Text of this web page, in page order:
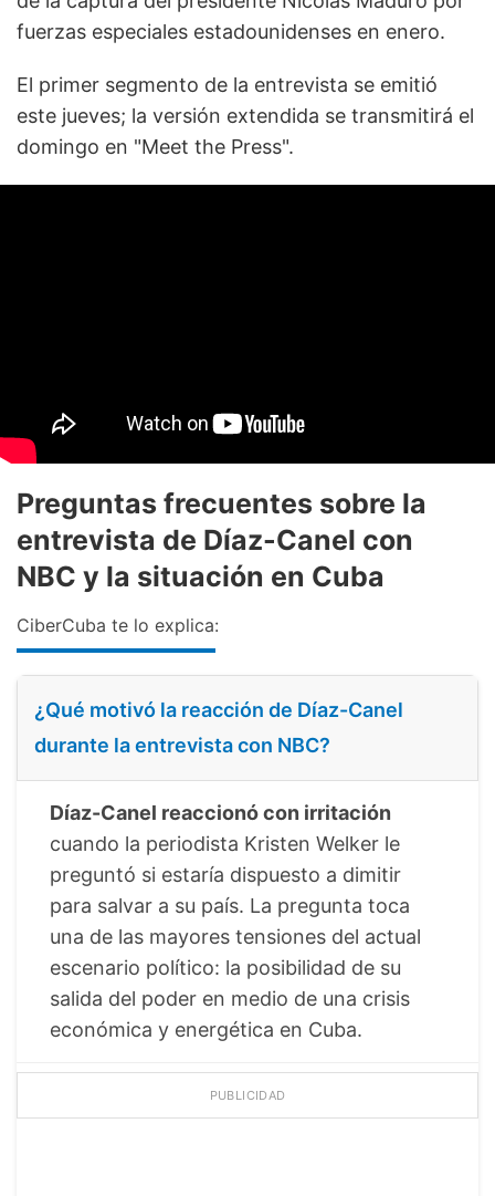
fuerzas especiales estadounidenses en enero.
El primer segmento de la entrevista se emitió
este jueves; la versión extendida se transmitirá el
domingo en "Meet the Press".
Preguntas frecuentes sobre la
entrevista de Díaz-Canel con
NBC y la situación en Cuba
CiberCuba te lo explica:
¿Qué motivó la reacción de Díaz-Canel
durante la entrevista con NBC?
Díaz-Canel reaccionó con irritación
cuando la periodista Kristen Welker le
preguntó si estaría dispuesto a dimitir
para salvar a su país. La pregunta toca
una de las mayores tensiones del actual
escenario político: la posibilidad de su
salida del poder en medio de una crisis
económica y energética en Cuba.
PUBLICIDAD